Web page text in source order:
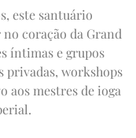
DE VERÃO
Expand Lounge
Expand
MAHAL
Expand Ofertas
este santuário
coração da Grand
íntimas e grupos
privadas, workshops
aos mestres de ioga